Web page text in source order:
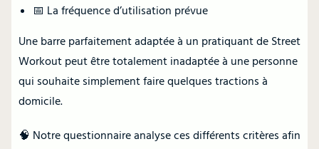
📅 La fréquence d’utilisation prévue
Une barre parfaitement adaptée à un pratiquant de Street
Workout peut être totalement inadaptée à une personne
qui souhaite simplement faire quelques tractions à
domicile.
🧠 Notre questionnaire analyse ces différents critères afin